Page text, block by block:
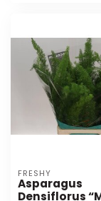
FRESHY
Asparagus
Densiflorus